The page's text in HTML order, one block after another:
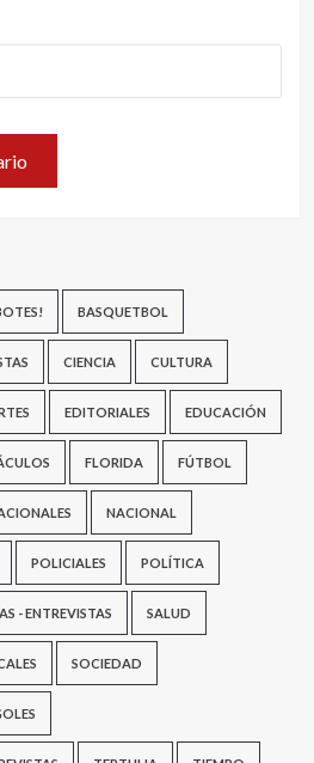
BASQUETBOL
CIENCIA CULTURA
EDITORIALES EDUCACIÓN
FLORIDA FÚTBOL
NACIONAL
POLICIALES POLÍTICA
- ENTREVISTAS SALUD
SOCIEDAD